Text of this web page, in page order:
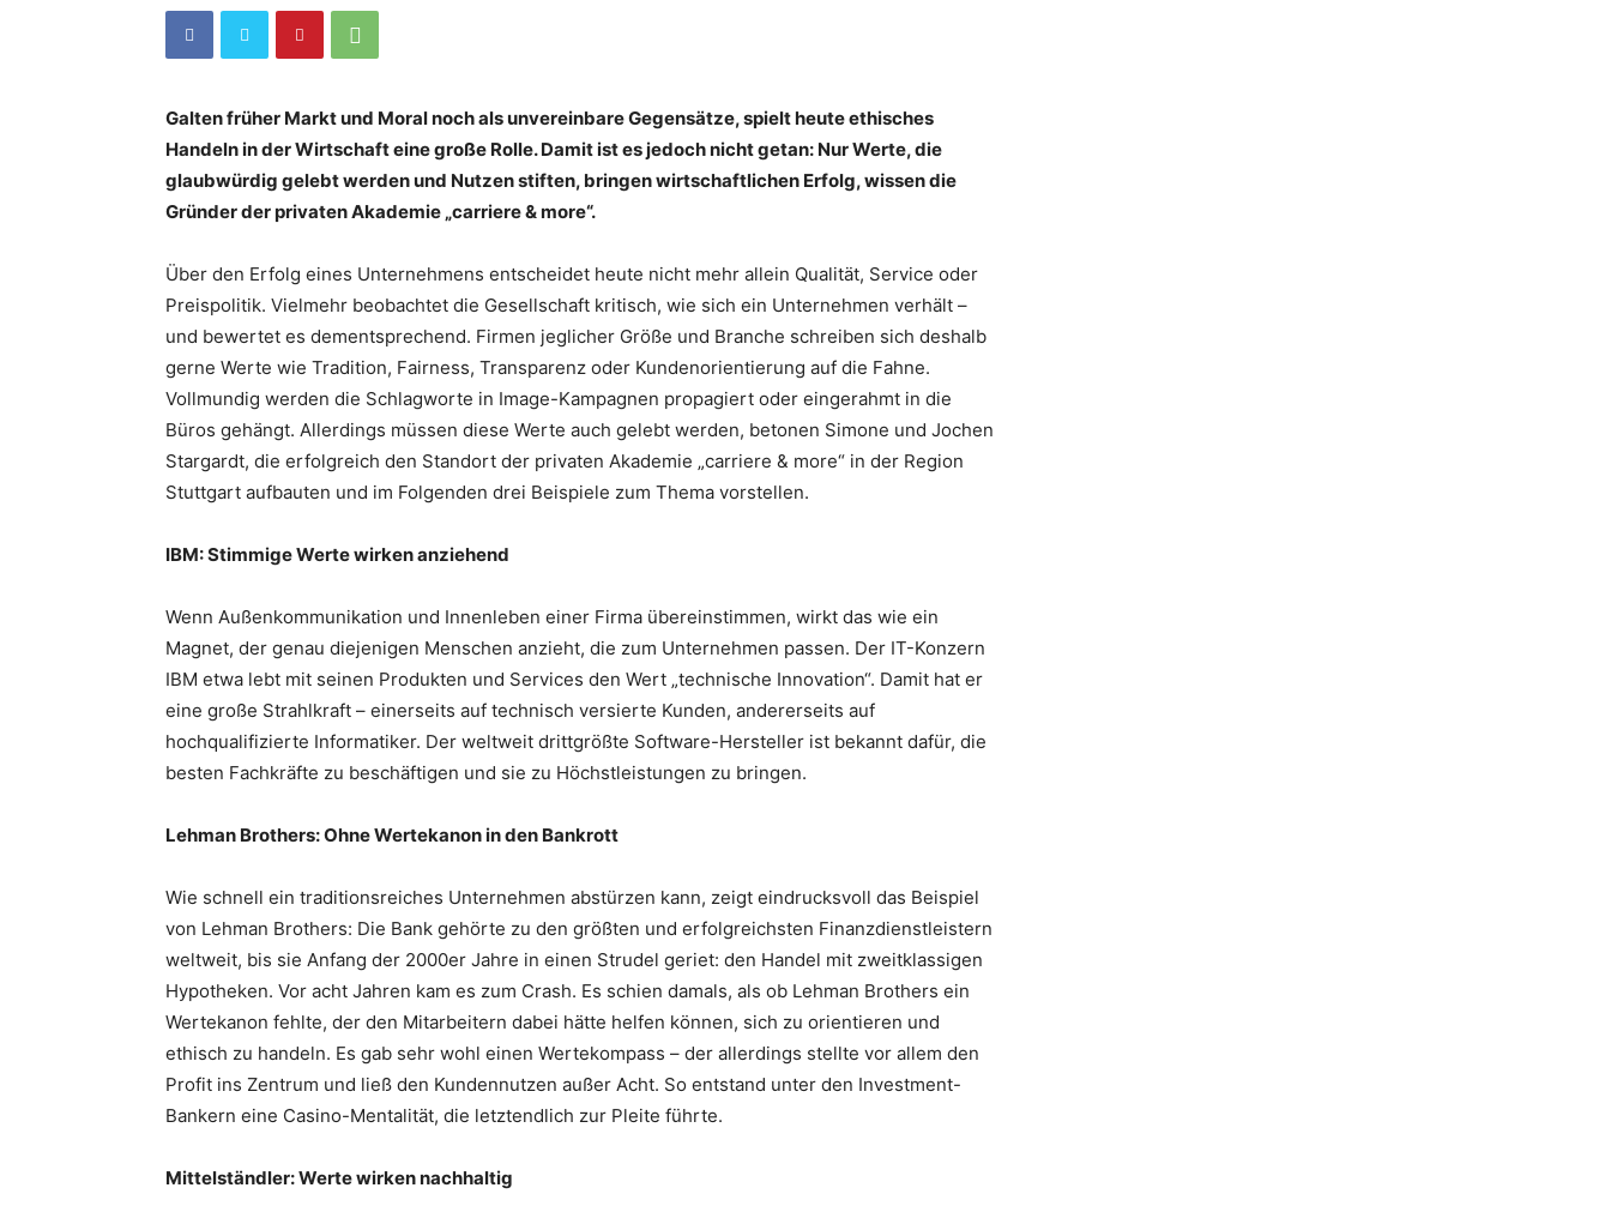
Galten früher Markt und Moral noch als unvereinbare Gegensätze, spielt heute ethisches
Handeln in der Wirtschaft eine große Rolle. Damit ist es jedoch nicht getan: Nur Werte, die
glaubwürdig gelebt werden und Nutzen stiften, bringen wirtschaftlichen Erfolg, wissen die
Gründer der privaten Akademie „carriere & more“.
Über den Erfolg eines Unternehmens entscheidet heute nicht mehr allein Qualität, Service oder
Preispolitik. Vielmehr beobachtet die Gesellschaft kritisch, wie sich ein Unternehmen verhält –
und bewertet es dementsprechend. Firmen jeglicher Größe und Branche schreiben sich deshalb
gerne Werte wie Tradition, Fairness, Transparenz oder Kundenorientierung auf die Fahne.
Vollmundig werden die Schlagworte in Image-Kampagnen propagiert oder eingerahmt in die
Büros gehängt. Allerdings müssen diese Werte auch gelebt werden, betonen Simone und Jochen
Stargardt, die erfolgreich den Standort der privaten Akademie „carriere & more“ in der Region
Stuttgart aufbauten und im Folgenden drei Beispiele zum Thema vorstellen.
IBM: Stimmige Werte wirken anziehend
Wenn Außenkommunikation und Innenleben einer Firma übereinstimmen, wirkt das wie ein
Magnet, der genau diejenigen Menschen anzieht, die zum Unternehmen passen. Der IT-Konzern
IBM etwa lebt mit seinen Produkten und Services den Wert „technische Innovation“. Damit hat er
eine große Strahlkraft – einerseits auf technisch versierte Kunden, andererseits auf
hochqualifizierte Informatiker. Der weltweit drittgrößte Software-Hersteller ist bekannt dafür, die
besten Fachkräfte zu beschäftigen und sie zu Höchstleistungen zu bringen.
Lehman Brothers: Ohne Wertekanon in den Bankrott
Wie schnell ein traditionsreiches Unternehmen abstürzen kann, zeigt eindrucksvoll das Beispiel
von Lehman Brothers: Die Bank gehörte zu den größten und erfolgreichsten Finanzdienstleistern
weltweit, bis sie Anfang der 2000er Jahre in einen Strudel geriet: den Handel mit zweitklassigen
Hypotheken. Vor acht Jahren kam es zum Crash. Es schien damals, als ob Lehman Brothers ein
Wertekanon fehlte, der den Mitarbeitern dabei hätte helfen können, sich zu orientieren und
ethisch zu handeln. Es gab sehr wohl einen Wertekompass – der allerdings stellte vor allem den
Profit ins Zentrum und ließ den Kundennutzen außer Acht. So entstand unter den Investment-
Bankern eine Casino-Mentalität, die letztendlich zur Pleite führte.
Mittelständler: Werte wirken nachhaltig